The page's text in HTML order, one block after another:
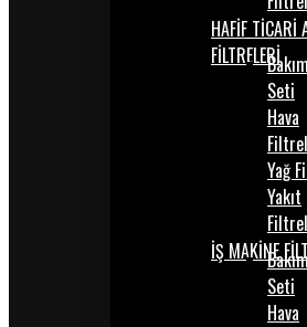
HAFİF TİCARİ
FİLTRELERİ
Seti
Hava
Yağ
Yakıt
İŞ MAKİNE
Seti
Hava